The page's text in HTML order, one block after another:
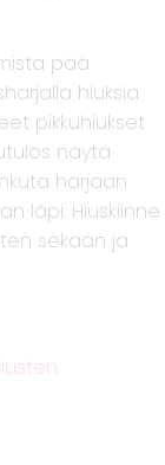
pää
hiuksia
pikkuhiukset
näytä
harjaan
läpi. Hiuskiinne
sekaan ja